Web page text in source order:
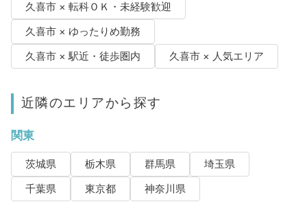
久喜市 × 転科ＯＫ・未経験歓迎
久喜市 × ゆったりめ勤務
久喜市 × 駅近・徒歩圏内
久喜市 × 人気エリア
近隣のエリアから探す
関東
茨城県 栃木県 群馬県
埼玉県
千葉県
東京都 神奈川県